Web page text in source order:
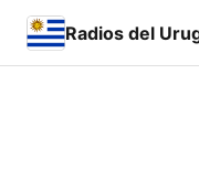
Radios del